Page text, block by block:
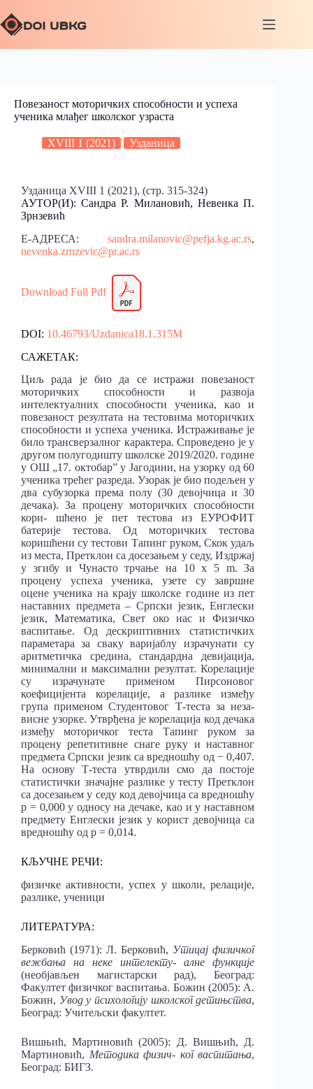
Повезаност моторичких способности и успеха
ученика млађег школског узраста
XVIII 1 (2021) Узданица
Узданица XVIII 1 (2021), (стр. 315-324)
АУТОР(И): Сандра Р. Милановић, Невенка П.
Зрнзевић
Е-АДРЕСА:sandra.milanovic@pefja.kg.ac.rs,
nevenka.zrnzevic@pr.ac.rs
Download Full Pdf
DOI: 10.46793/Uzdanica18.1.315M
САЖЕТАК:
Циљ рада је био да се истражи повезаност
моторичких способности и развоја
интелектуалних способности ученика, као и
повезаност резултата на тестовима моторичких
способности и успеха ученика. Истраживање је
било трансверзалног карактера. Спроведено је у
другом полугодишту школске 2019/2020. године
у ОШ „17. октобар” у Јагодини, на узорку од 60
ученика трећег разреда. Узорак је био подељен у
два субузорка према полу (30 девојчица и 30
дечака). За процену моторичких способности
кори- шћено је пет тестова из ЕУРОФИТ
батерије тестова. Од моторичких тестова
коришћени су тестови Тапинг руком, Скок удаљ
из места, Претклон са досезањем у седу, Издржај
у згибу и Чунасто трчање на 10 x 5 m. За
процену успеха ученика, узете су завршне
оцене ученика на крају школске године из пет
наставних предмета ‒ Српски језик, Енглески
језик, Математика, Свет око нас и Физичко
васпитање. Од дескриптивних статистичких
параметара за сваку варијаблу израчунати су
аритметичка средина, стандардна девијација,
минимални и максимални резултат. Корелације
су израчунате применом Пирсоновог
коефицијента корелације, а разлике између
група применом Студентовог Т-теста за неза-
висне узорке. Утврђена је корелација код дечака
између моторичког теста Тапинг руком за
процену репетитивне снаге руку и наставног
предмета Српски језик са вредношћу од − 0,407.
На основу Т-теста утврдили смо да постоје
статистички значајне разлике у тесту Претклон
са досезањем у седу код девојчица са вредношћу
p = 0,000 у односу на дечаке, као и у наставном
предмету Енглески језик у корист девојчица са
вредношћу од p = 0,014.
КЉУЧНЕ РЕЧИ:
физичке активности, успех у школи, релације,
разлике, ученици
ЛИТЕРАТУРА:
Берковић (1971): Л. Берковић, Утицај физичког
вежбања на неке интелекту- алне функције
(необјављен магистарски рад), Београд:
Факултет физичког васпитања. Божин (2005): А.
Божин, Увод у психологију школског детињства,
Београд: Учитељски факултет.
Вишњић, Мартиновић (2005): Д. Вишњић, Д.
Мартиновић, Методика физич- ког васпитања,
Београд: БИГЗ.